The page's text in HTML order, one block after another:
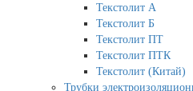
Текстолит А
Текстолит Б
Текстолит ПТ
Текстолит ПТК
Текстолит (Китай)
Трубки